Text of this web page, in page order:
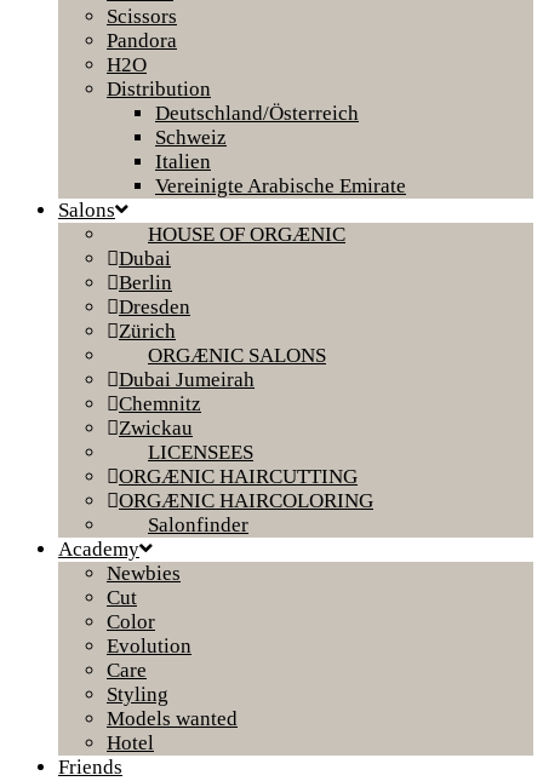
Scissors
Pandora
H2O
Distribution
Deutschland/Österreich
Schweiz
Italien
Vereinigte Arabische Emirate
Salons
HOUSE OF ORGÆNIC
Dubai
Berlin
Dresden
Zürich
ORGÆNIC SALONS
Dubai Jumeirah
Chemnitz
Zwickau
LICENSEES
ORGÆNIC HAIRCUTTING
ORGÆNIC HAIRCOLORING
Salonfinder
Academy
Newbies
Cut
Color
Evolution
Care
Styling
Models wanted
Hotel
Friends